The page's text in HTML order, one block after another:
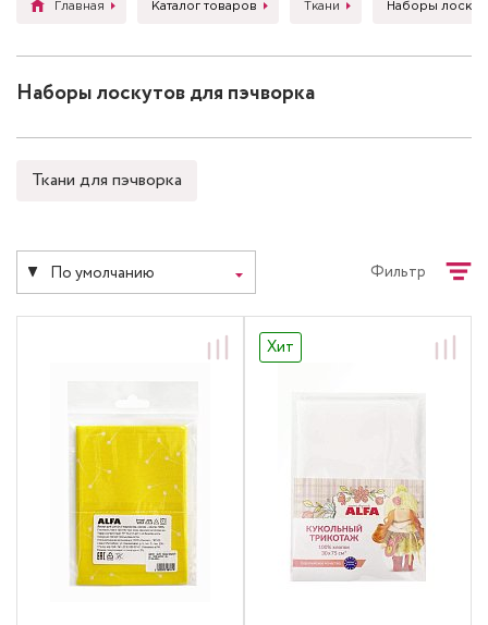
Главная Каталог товаров Ткани Наборы
Наборы лоскутов для пэчворка
Ткани для пэчворка
По умолчанию Фильтр
Хит